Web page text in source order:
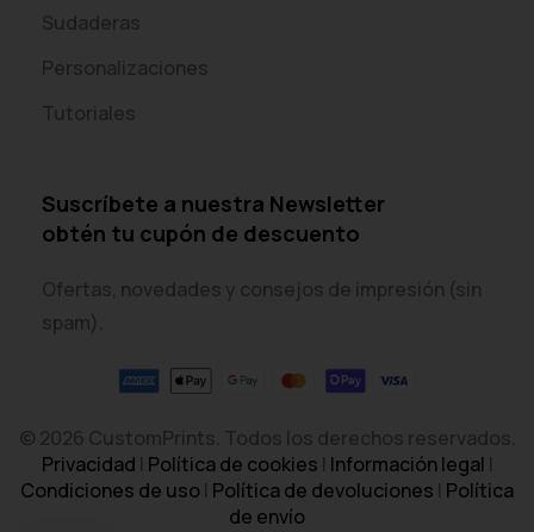
Sudaderas
Personalizaciones
Tutoriales
Suscríbete a nuestra Newsletter
obtén tu cupón de descuento
Ofertas, novedades y consejos de impresión (sin
spam).
© 2026 CustomPrints. Todos los derechos reservados.
Privacidad | Política de cookies | Información legal |
Condiciones de uso| Política de devoluciones | Política
de envío